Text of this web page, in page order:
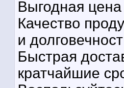
Выгодная
Качество
и
Быстрая
кратчайшие